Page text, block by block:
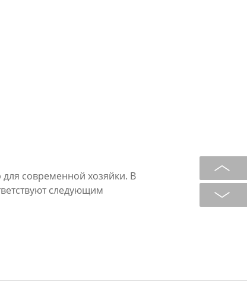
современной хозяйки. В
следующим
блюд и выпечки, где
сыпучих, или жидких